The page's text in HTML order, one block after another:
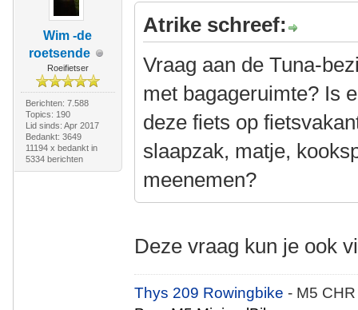
Wim -de
roetsende
Roeifietser
Berichten: 7.588
Topics: 190
Lid sinds: Apr 2017
Bedankt: 3649
11194 x bedankt in
5334 berichten
Atrike schreef:
Vraag aan de Tuna-
met bagageruimte? Is
deze fiets op
slaapzak, matje,
meenemen?
Deze vraag kun je ook
Thys 209 Rowingbike- M5